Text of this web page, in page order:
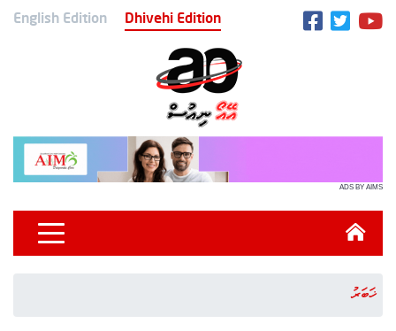
English Edition Dhivehi Edition
ADS BY AIMS
ޚަބަރު